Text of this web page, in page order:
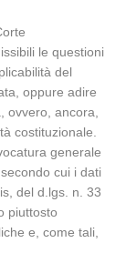
le questioni
del
oppure adire
ovvero, ancora,
costituzionale.
generale
cui i dati
del d.lgs. n. 33
piuttosto
e, come tali,